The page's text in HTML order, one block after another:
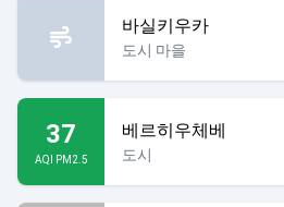
바실키우카
도시 마을
37
AQI PM2.5
베르히우체베
도시